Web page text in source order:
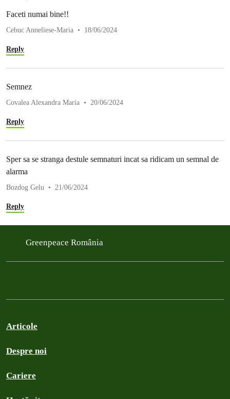
Faceti numai bine!!
Cebuc Anneliese-Maria 18/06/2024
Reply
Semnez
Covalea Alexandra Maria 20/06/2024
Reply
Sper sa se stranga destule semnaturi incat sa ridicam un semnal de
alarma
Bozdog Gelu 21/06/2024
Reply
Greenpeace România
Articole
Despre noi
Cariere